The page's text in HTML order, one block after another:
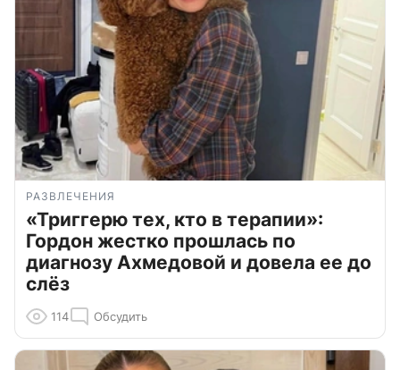
РАЗВЛЕЧЕНИЯ
«Триггерю тех, кто в терапии»:
Гордон жестко прошлась по
диагнозу Ахмедовой и довела ее до
слёз
114 Обсудить